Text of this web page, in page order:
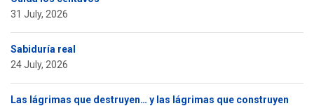
31 July, 2026
Sabiduría real
24 July, 2026
Las lágrimas que destruyen… y las lágrimas que construyen